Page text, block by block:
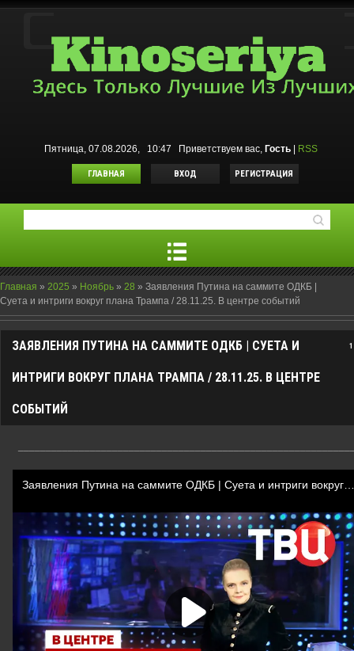
Пятница, 07.08.2026, 10:47 Приветствуем вас, Гость RSS
ГЛАВНАЯ ВХОД РЕГИСТРАЦИЯ
Главная » 2025 » Ноябрь » 28 » Заявления Путина на саммите ОДКБ |
Суета и интриги вокруг плана Трампа / 28.11.25. В центре событий
ЗАЯВЛЕНИЯ ПУТИНА НА САММИТЕ ОДКБ | СУЕТА И
ИНТРИГИ ВОКРУГ ПЛАНА ТРАМПА / 28.11.25. В ЦЕНТРЕ
СОБЫТИЙ